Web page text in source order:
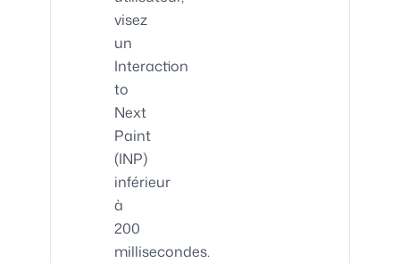
visez
un
Interaction
to
Next
Paint
(INP)
inférieur
à
200
millisecondes.